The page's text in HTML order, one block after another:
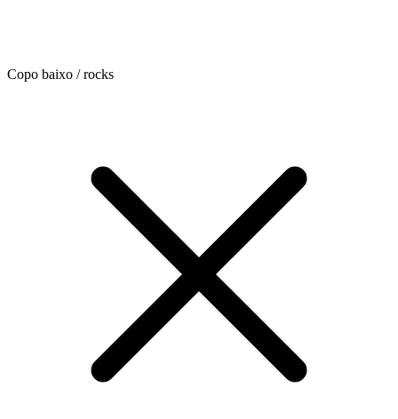
Copo baixo / rocks